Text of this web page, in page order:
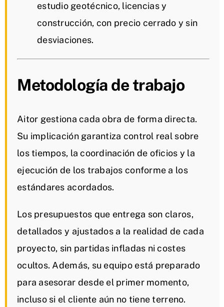
estudio geotécnico, licencias y
construcción, con precio cerrado y sin
desviaciones.
Metodología de trabajo
Aitor gestiona cada obra de forma directa.
Su implicación garantiza control real sobre
los tiempos, la coordinación de oficios y la
ejecución de los trabajos conforme a los
estándares acordados.
Los presupuestos que entrega son claros,
detallados y ajustados a la realidad de cada
proyecto, sin partidas infladas ni costes
ocultos. Además, su equipo está preparado
para asesorar desde el primer momento,
incluso si el cliente aún no tiene terreno.